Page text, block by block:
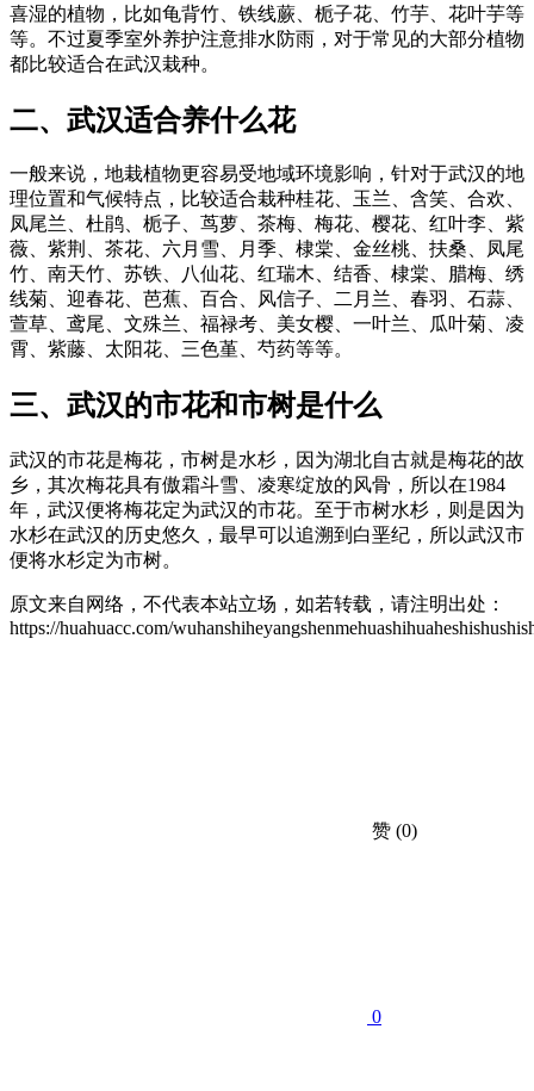
喜湿的植物，比如龟背竹、铁线蕨、栀子花、竹芋、花叶芋等
等。不过夏季室外养护注意排水防雨，对于常见的大部分植物
都比较适合在武汉栽种。
二、武汉适合养什么花
一般来说，地栽植物更容易受地域环境影响，针对于武汉的地
理位置和气候特点，比较适合栽种桂花、玉兰、含笑、合欢、
凤尾兰、杜鹃、栀子、茑萝、茶梅、梅花、樱花、红叶李、紫
薇、紫荆、茶花、六月雪、月季、棣棠、金丝桃、扶桑、凤尾
竹、南天竹、苏铁、八仙花、红瑞木、结香、棣棠、腊梅、绣
线菊、迎春花、芭蕉、百合、风信子、二月兰、春羽、石蒜、
萱草、鸢尾、文殊兰、福禄考、美女樱、一叶兰、瓜叶菊、凌
霄、紫藤、太阳花、三色堇、芍药等等。
三、武汉的市花和市树是什么
武汉的市花是梅花，市树是水杉，因为湖北自古就是梅花的故
乡，其次梅花具有傲霜斗雪、凌寒绽放的风骨，所以在1984
年，武汉便将梅花定为武汉的市花。至于市树水杉，则是因为
水杉在武汉的历史悠久，最早可以追溯到白垩纪，所以武汉市
便将水杉定为市树。
原文来自网络，不代表本站立场，如若转载，请注明出处：
https://huahuacc.com/
赞 (0)
0